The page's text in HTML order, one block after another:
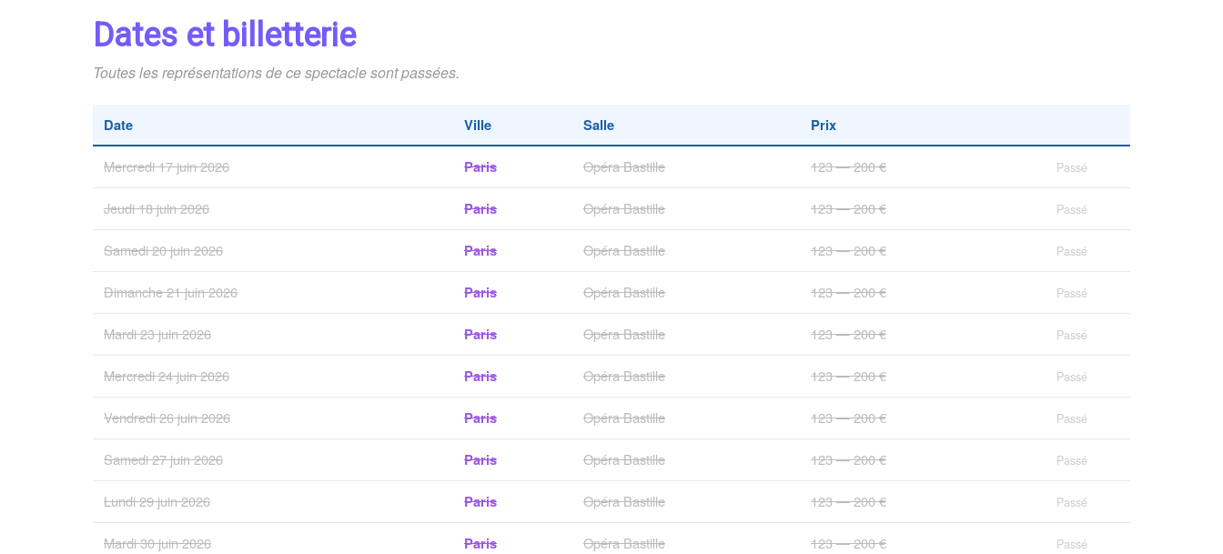
Dates et billetterie
Toutes les représentations de ce spectacle sont passées.
Date Ville Salle Prix
Mercredi 17 juin 2026 Paris Opéra Bastille 123 — 200 € Passé
Jeudi 18 juin 2026 Paris Opéra Bastille 123 — 200 € Passé
Samedi 20 juin 2026 Paris Opéra Bastille 123 — 200 € Passé
Dimanche 21 juin 2026 Paris Opéra Bastille 123 — 200 € Passé
Mardi 23 juin 2026 Paris Opéra Bastille 123 — 200 € Passé
Mercredi 24 juin 2026 Paris Opéra Bastille 123 — 200 € Passé
Vendredi 26 juin 2026 Paris Opéra Bastille 123 — 200 € Passé
Samedi 27 juin 2026 Paris Opéra Bastille 123 — 200 € Passé
Lundi 29 juin 2026 Paris Opéra Bastille 123 — 200 € Passé
Mardi 30 juin 2026 Paris Opéra Bastille 123 — 200 € Passé